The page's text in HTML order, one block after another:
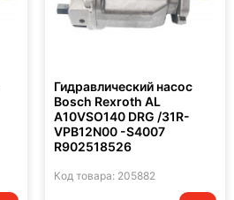
Гидравлический насос
Bosch Rexroth AL
A10VSO140 DRG /31R-
VPB12N00 -S4007
R902518526
Код товара: 205882